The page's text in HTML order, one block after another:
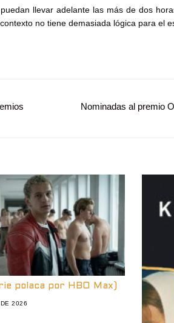
llevar adelante las más de dos
no tiene demasiada lógica para el
Entrada
Nominadas al premio
polaca por HBO Max)
2026